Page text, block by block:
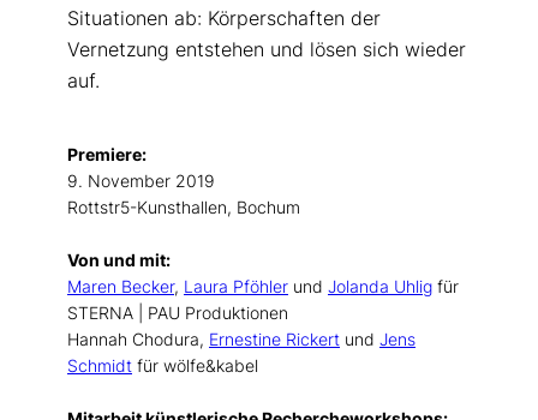
Situationen ab: Körperschaften der
Vernetzung entstehen und lösen sich wieder
auf.
Premiere:
9. November 2019
Rottstr5-Kunsthallen, Bochum
Von und mit:
Maren Becker, Laura Pföhler und Jolanda Uhlig für
STERNA | PAU Produktionen
Hannah Chodura, Ernestine Rickert und Jens
Schmidt für wölfe&kabel